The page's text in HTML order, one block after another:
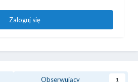
Zaloguj się
Obserwujący 1